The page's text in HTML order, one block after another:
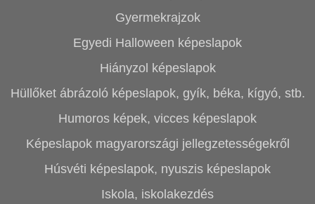
Gyermekrajzok
Egyedi Halloween képeslapok
Hiányzol képeslapok
Hüllőket ábrázoló képeslapok, gyík, béka, kígyó, stb.
Humoros képek, vicces képeslapok
Képeslapok magyarországi jellegzetességekről
Húsvéti képeslapok, nyuszis képeslapok
Iskola, iskolakezdés